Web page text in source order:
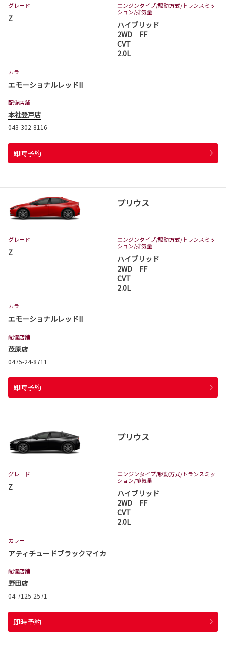
グレード
Z
エンジンタイプ/駆動方式/トランスミッ
ション/排気量
ハイブリッド
2WD FF
CVT
2.0L
カラー
エモーショナルレッドII
配備店舗
本社登戸店
043-302-8116
即時予約
プリウス
グレード
Z
エンジンタイプ/駆動方式/トランスミッ
ション/排気量
ハイブリッド
2WD FF
CVT
2.0L
カラー
エモーショナルレッドII
配備店舗
茂原店
0475-24-8711
即時予約
プリウス
グレード
Z
エンジンタイプ/駆動方式/トランスミッ
ション/排気量
ハイブリッド
2WD FF
CVT
2.0L
カラー
アティチュードブラックマイカ
配備店舗
野田店
04-7125-2571
即時予約